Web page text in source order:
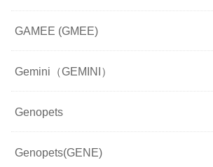
GAMEE (GMEE)
Gemini（GEMINI）
Genopets
Genopets(GENE)